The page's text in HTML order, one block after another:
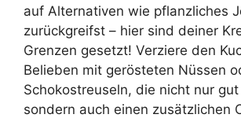
auf Alternativen wie pflanzliches
zurückgreifst – hier sind deiner
Grenzen gesetzt! Verziere den
Belieben mit gerösteten Nüssen
Schokostreuseln, die nicht nur
sondern auch einen zusätzlichen